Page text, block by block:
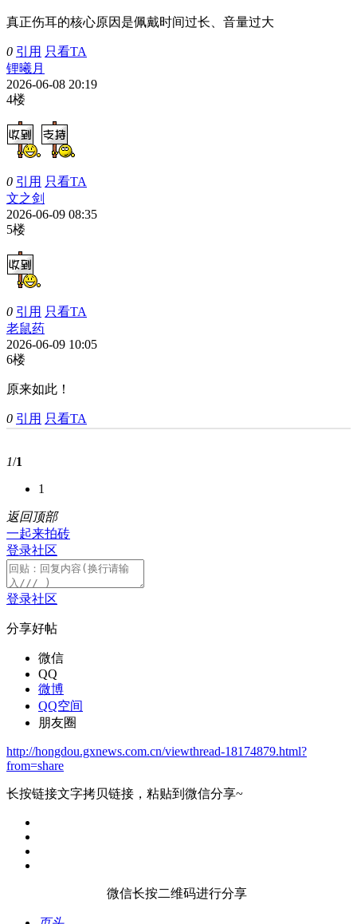
真正伤耳的核心原因是佩戴时间过长、音量过大
0 引用 只看TA
锂曦月
2026-06-08 20:19
4楼
0 引用 只看TA
文之剑
2026-06-09 08:35
5楼
0 引用 只看TA
老鼠药
2026-06-09 10:05
6楼
原来如此！
0 引用 只看TA
1/1
1
返回顶部
一起来拍砖
登录社区
登录社区
分享好帖
微信
QQ
微博
QQ空间
朋友圈
http://hongdou.gxnews.com.cn/viewthread-18174879.html?
from=share
长按链接文字拷贝链接，粘贴到微信分享~
微信长按二维码进行分享